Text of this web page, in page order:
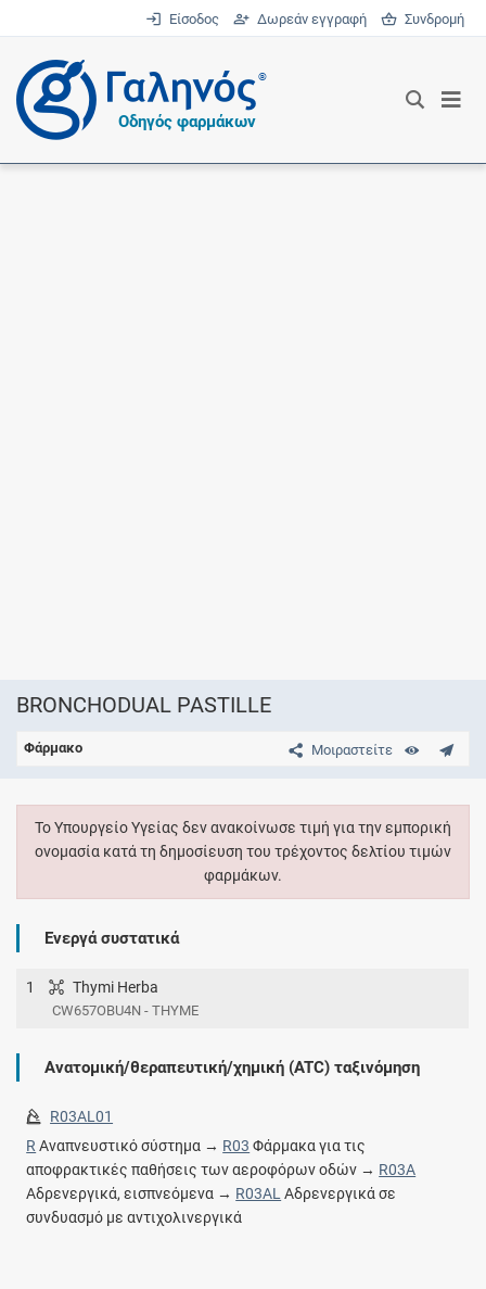
Είσοδος Δωρεάν εγγραφή Συνδρομή
®
Οδηγός φαρμάκων
BRONCHODUAL PASTILLE
Μοιραστείτε
Φάρμακο
Το Υπουργείο Υγείας δεν ανακοίνωσε τιμή για την εμπορική
ονομασία κατά τη δημοσίευση του τρέχοντος δελτίου τιμών
φαρμάκων.
Ενεργά συστατικά
1 Thymi Herba
CW657OBU4N - THYME
Ανατομική/θεραπευτική/χημική (ATC) ταξινόμηση
R03AL01
R Αναπνευστικό σύστημα → R03 Φάρμακα για τις
αποφρακτικές παθήσεις των αεροφόρων οδών → R03A
Αδρενεργικά, εισπνεόμενα → R03AL Αδρενεργικά σε
συνδυασμό με αντιχολινεργικά